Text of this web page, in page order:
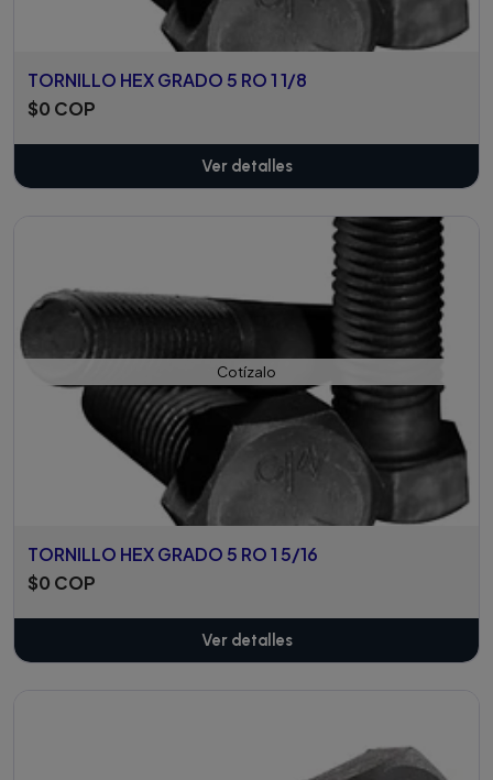
TORNILLO HEX GRADO 5 RO 1 1/8
$0 COP
Ver detalles
Cotízalo
TORNILLO HEX GRADO 5 RO 1 5/16
$0 COP
Ver detalles